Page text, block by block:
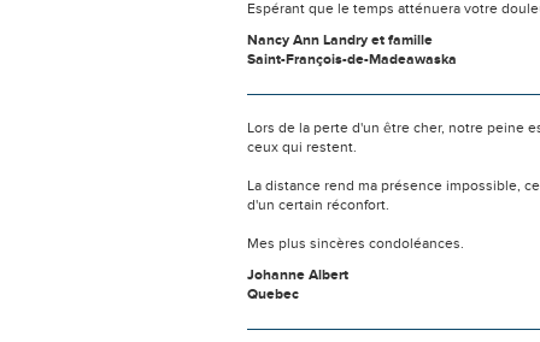
Espérant que le temps atténuera votre
Nancy Ann Landry et famille
Saint-François-de-Madeawaska
Lors de la perte d'un être cher, notre peine
ceux qui restent.
La distance rend ma présence impossible,
d'un certain réconfort.
Mes plus sincères condoléances.
Johanne Albert
Quebec